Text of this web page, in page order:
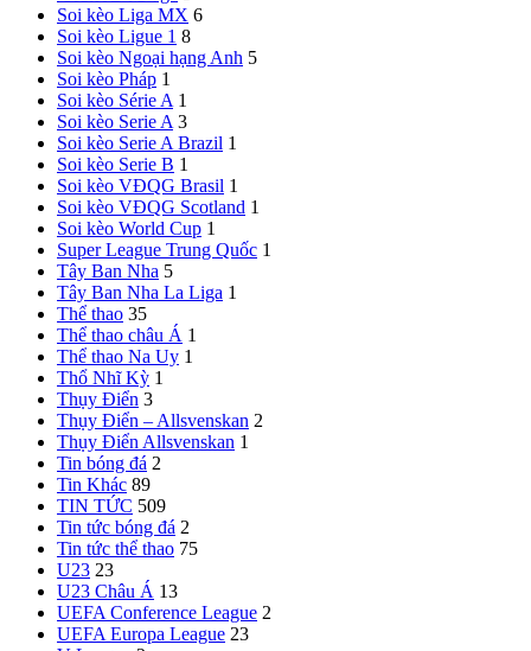
Soi kèo Liga MX 6
Soi kèo Ligue 1 8
Soi kèo Ngoại hạng Anh 5
Soi kèo Pháp 1
Soi kèo Série A 1
Soi kèo Serie A 3
Soi kèo Serie A Brazil 1
Soi kèo Serie B 1
Soi kèo VĐQG Brasil 1
Soi kèo VĐQG Scotland 1
Soi kèo World Cup 1
Super League Trung Quốc 1
Tây Ban Nha 5
Tây Ban Nha La Liga 1
Thể thao 35
Thể thao châu Á 1
Thể thao Na Uy 1
Thổ Nhĩ Kỳ 1
Thụy Điển 3
Thụy Điển – Allsvenskan 2
Thụy Điển Allsvenskan 1
Tin bóng đá 2
Tin Khác 89
TIN TỨC 509
Tin tức bóng đá 2
Tin tức thể thao 75
U23 23
U23 Châu Á 13
UEFA Conference League 2
UEFA Europa League 23